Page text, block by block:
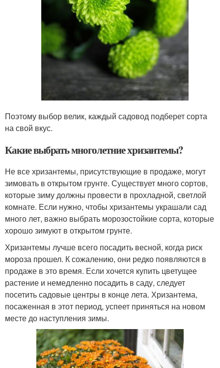
Поэтому выбор велик, каждый садовод подберет сорта
на свой вкус.
Какие выбрать многолетние хризантемы?
Не все хризантемы, присутствующие в продаже, могут
зимовать в открытом грунте. Существует много сортов,
которые зиму должны провести в прохладной, светлой
комнате. Если нужно, чтобы хризантемы украшали сад
много лет, важно выбрать морозостойкие сорта, которые
хорошо зимуют в открытом грунте.
Хризантемы лучше всего посадить весной, когда риск
мороза прошел. К сожалению, они редко появляются в
продаже в это время. Если хочется купить цветущее
растение и немедленно посадить в саду, следует
посетить садовые центры в конце лета. Хризантема,
посаженная в этот период, успеет приняться на новом
месте до наступления зимы.